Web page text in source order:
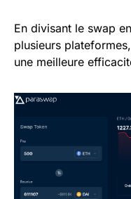
En divisant le swap
plusieurs
une meilleure